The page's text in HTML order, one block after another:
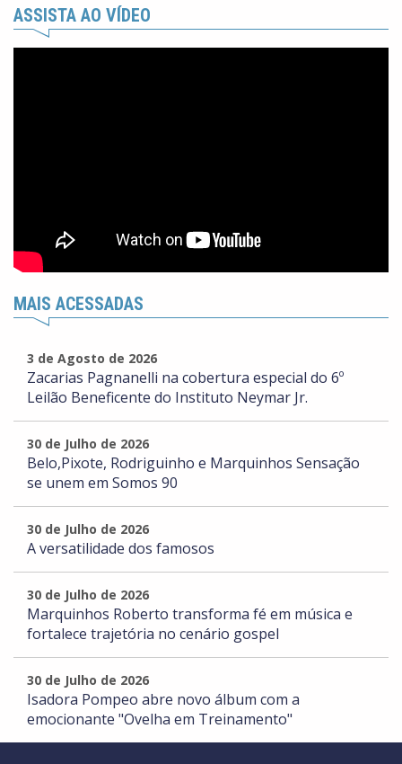
ASSISTA AO VÍDEO
MAIS ACESSADAS
3 de Agosto de 2026
Zacarias Pagnanelli na cobertura especial do 6º
Leilão Beneficente do Instituto Neymar Jr.
30 de Julho de 2026
Belo,Pixote, Rodriguinho e Marquinhos Sensação
se unem em Somos 90
30 de Julho de 2026
A versatilidade dos famosos
30 de Julho de 2026
Marquinhos Roberto transforma fé em música e
fortalece trajetória no cenário gospel
30 de Julho de 2026
Isadora Pompeo abre novo álbum com a
emocionante "Ovelha em Treinamento"